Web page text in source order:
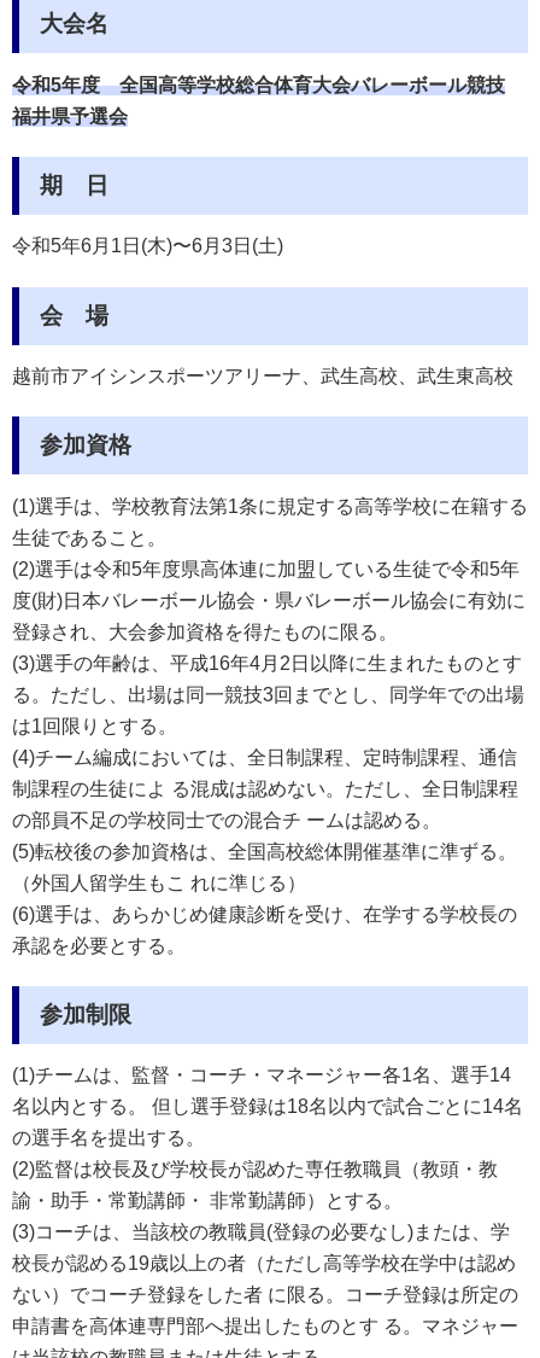
大会名
令和5年度全国高等学校総合体育大会バレーボール競技
福井県予選会
期 日
令和5年6月1日(木)〜6月3日(土)
会 場
越前市アイシンスポーツアリーナ 武生高校、武生東高校
参加資格
(1)選手は、学校教育法第1条に規定する高等学校に在籍する
生徒であること。
(2)選手は令和5年度県高体連に加盟している生徒で令和5年
度(財)日本バレーボール協会・県バレーボール協会に有効に
登録され、大会参加資格を得たものに限る。
(3)選手の年齢は、平成16年4月2日以降に生まれたものとす
る。ただし、出場は同一競技3回までとし、同学年での出場
は1回限りとする。
(4)チーム編成においては、全日制課程、定時制課程、通信
制課程の生徒によ る混成は認めない。ただし、全日制課程
の部員不足の学校同士での混合チ ームは認める。
(5)転校後の参加資格は、全国高校総体開催基準に準ずる。
（外国人留学生もこ れに準じる）
(6)選手は、あらかじめ健康診断を受け、在学する学校長の
承認を必要とする。
参加制限
(1)チームは、監督・コーチ・マネージャー各1名、選手14
名以内とする。 但し選手登録は18名以内で試合ごとに14名
の選手名を提出する。
(2)監督は校長及び学校長が認めた専任教職員（教頭・教
諭・助手・常勤講師・ 非常勤講師）とする。
(3)コーチは、当該校の教職員(登録の必要なし)または、学
校長が認める19歳以上の者（ただし高等学校在学中は認め
ない）でコーチ登録をした者 に限る。コーチ登録は所定の
申請書を高体連専門部へ提出したものとす る。マネジャー